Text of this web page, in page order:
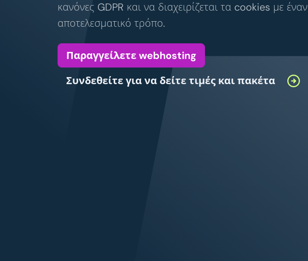
κανόνες GDPR και να διαχειρίζεται τα cookies με έναν
αποτελεσματικό τρόπο.
Παραγγείλετε webhosting
Συνδεθείτε για να δείτε τιμές και πακέτα